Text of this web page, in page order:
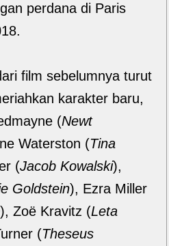
perdana di Paris
film sebelumnya turut
karakter baru,
(Newt
Waterston (Tina
(Jacob Kowalski),
Goldstein), Ezra Miller
), Zoë Kravitz (Leta
(Theseus